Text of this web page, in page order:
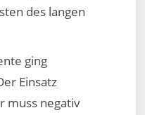
des langen
ging
Einsatz
muss negativ